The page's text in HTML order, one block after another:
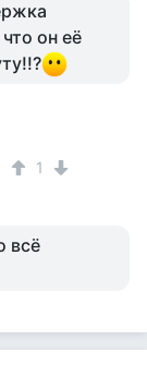
он её
1
всё